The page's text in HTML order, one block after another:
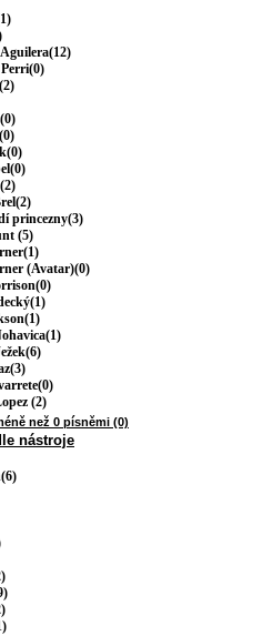
princezny(3)
(5)
(Avatar)(0)
(2)
než 0 písněmi (0)
nástroje